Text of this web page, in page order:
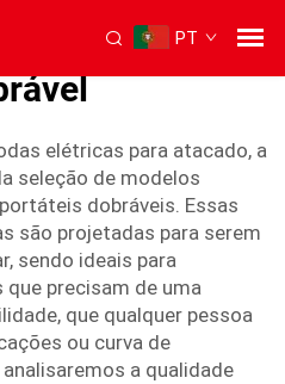
PT
elétrica
elétricas para atacado, a
seleção de modelos
dobráveis. Essas
são projetadas para serem
sendo ideais para
precisam de uma
que qualquer pessoa
ou curva de
a qualidade